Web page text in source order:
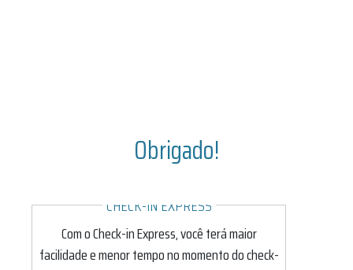
Obrigado!
CHECK-IN EXPRESS
Com o Check-in Express, você terá maior
facilidade e menor tempo no momento do check-